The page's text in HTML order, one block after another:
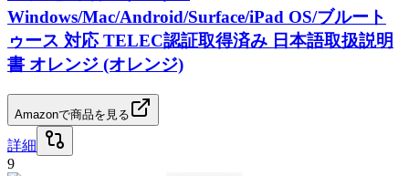
Windows/Mac/Android/Surface/iPad OS/ブルート
ゥース 対応 TELEC認証取得済み 日本語取扱説明
書 オレンジ (オレンジ)
Amazonで商品を見る
詳細
9